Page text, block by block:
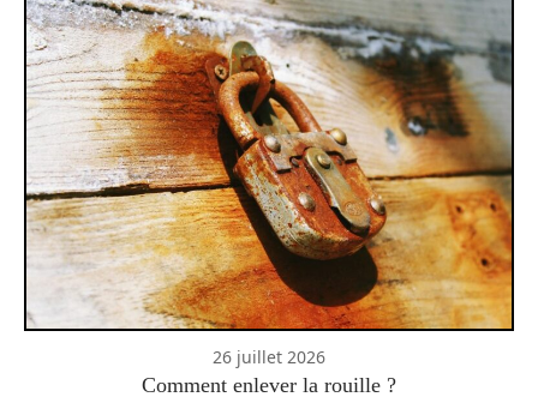
26 juillet 2026
Comment enlever la rouille ?